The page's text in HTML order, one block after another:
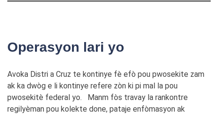
Operasyon lari yo
Avoka Distri a Cruz te kontinye fè efò pou pwosekite zam
ak ka dwòg e li kontinye refere zòn ki pi mal la pou
pwosekitè federal yo. Manm fòs travay la rankontre
regilyèman pou kolekte done, pataje enfòmasyon ak